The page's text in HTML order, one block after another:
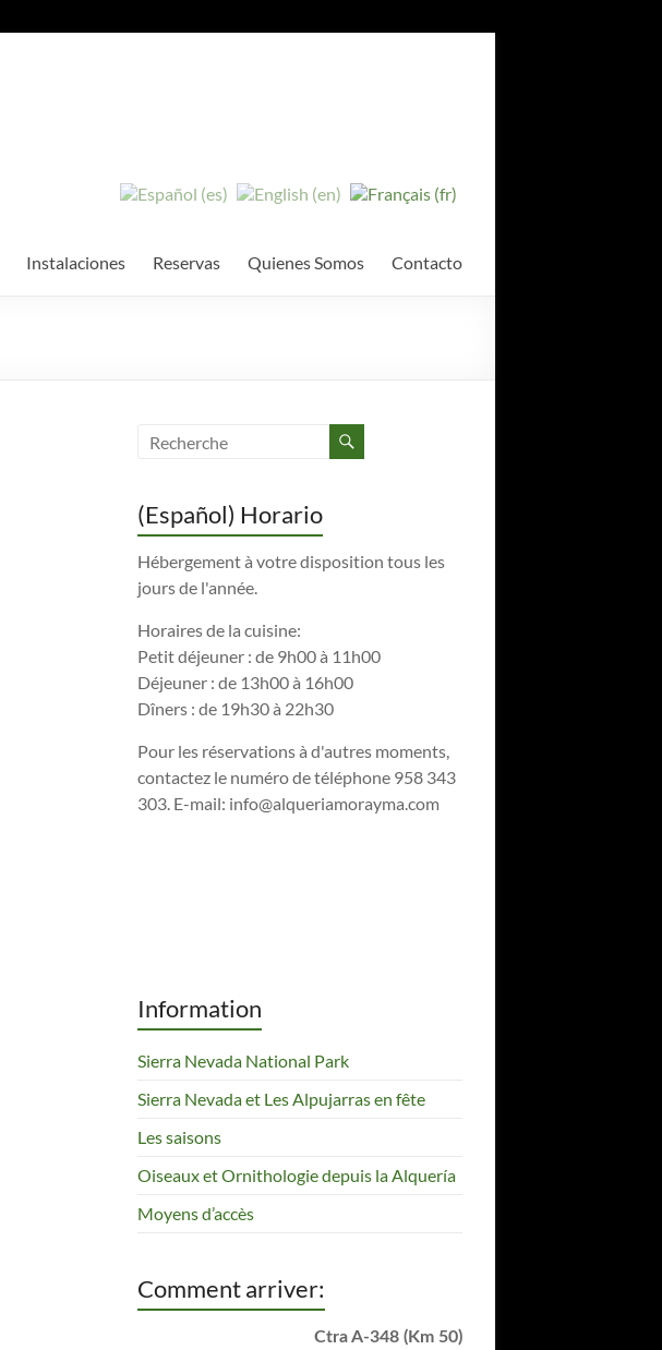
Instalaciones Reservas Quienes Somos Contacto
(Español) Horario
Hébergement à votre disposition tous les
jours de l'année.
Horaires de la cuisine:
Petit déjeuner : de 9h00 à 11h00
Déjeuner : de 13h00 à 16h00
Dîners : de 19h30 à 22h30
Pour les réservations à d'autres moments,
contactez le numéro de téléphone 958 343
303. E-mail: info@alqueriamorayma.com
Information
Sierra Nevada National Park
Sierra Nevada et Les Alpujarras en fête
Les saisons
Oiseaux et Ornithologie depuis la Alquería
Moyens d’accès
Comment arriver:
Ctra A-348 (Km 50)